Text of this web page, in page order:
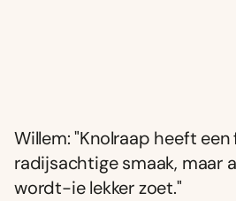
Willem: "Knolraap heeft
radijsachtige smaak, maar
wordt-ie lekker zoet."